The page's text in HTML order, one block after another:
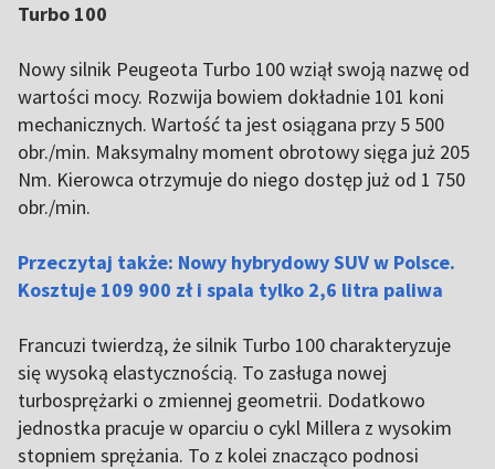
Turbo 100
Nowy silnik Peugeota Turbo 100 wziął swoją nazwę od
wartości mocy. Rozwija bowiem dokładnie 101 koni
mechanicznych. Wartość ta jest osiągana przy 5 500
obr./min. Maksymalny moment obrotowy sięga już 205
Nm. Kierowca otrzymuje do niego dostęp już od 1 750
obr./min.
Przeczytaj także: Nowy hybrydowy SUV w Polsce.
Kosztuje 109 900 zł i spala tylko 2,6 litra paliwa
Francuzi twierdzą, że silnik Turbo 100 charakteryzuje
się wysoką elastycznością. To zasługa nowej
turbosprężarki o zmiennej geometrii. Dodatkowo
jednostka pracuje w oparciu o cykl Millera z wysokim
stopniem sprężania. To z kolei znacząco podnosi